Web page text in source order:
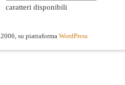
caratteri disponibili
2006, su piattaforma WordPress